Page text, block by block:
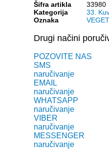
Šifra artikla
33980
Kategorija
33.
Oznaka
Drugi načini
POZOVITE NAS
SMS
naručivanje
EMAIL
naručivanje
WHATSAPP
naručivanje
VIBER
naručivanje
MESSENGER
naručivanje